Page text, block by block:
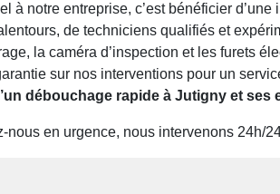
à notre entreprise, c’est bénéficier
de techniciens qualifiés et
la caméra d’inspection et les furets
sur nos interventions pour un
débouchage rapide à Jutigny et ses
nous en urgence, nous intervenons 24h/